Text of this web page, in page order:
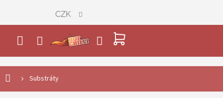
obsah
NÁKUPNÍ
KOŠÍK
CZK
Substráty